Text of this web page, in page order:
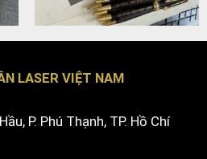
LASER VIỆT NAM
P. Phú Thạnh, TP. Hồ Chí